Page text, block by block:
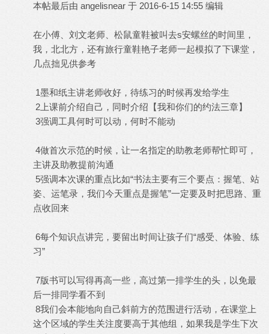
本帖最后由 angelisnear 于 2016-6-15 14:55 编辑
在小傅、刘文老师、松鼠童鞋被叫去s安螺丝的时间里，
我，北北方，还有旅行童鞋艳子老师一起模拟了下课堂，
几点拙见供参考
1墨和纸主讲老师收好，待练习的时候再发给学生
2上课前介绍自己，同时介绍【我和你们的约法三章】
3强调工具何时可以动，何时不能动
4做首次示范的时候，让一名指定的助教老师帮忙即可，
主讲及助教提前沟通
5强调本次课的重点比如“书法主要有三个要点：握笔、站
姿、运笔录，我们今天重点是握笔”一定要及时把思路、重
点收回来
6每个知识点讲完，要留出时间让孩子们“感受、体验、练
习”
7版书可以写得再高一些，高过第一排学生的头，以免最
后一排同学看不到
8我们会本能地向自己斜前方的范围进行活动，在课堂上
这个区域的学生关注度要高于其他组，如果我是学生下次